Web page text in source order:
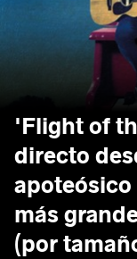
'Flight of
directo
apoteósico
más
(por